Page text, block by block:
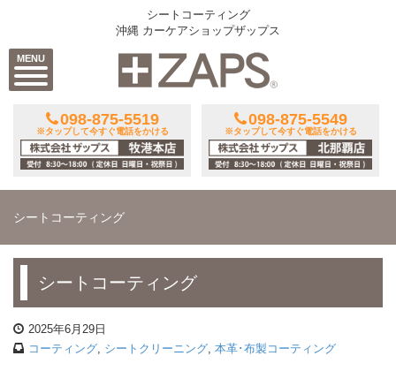
MENU
シートコーティング
沖縄 カーケアショップザップス
098-875-5519
※タップして今すぐ電話をかける
098-875-5549
※タップして今すぐ電話をかける
シートコーティング
シートコーティング
2025年6月29日
コーティング シートクリーニング 本革･布製コーティング